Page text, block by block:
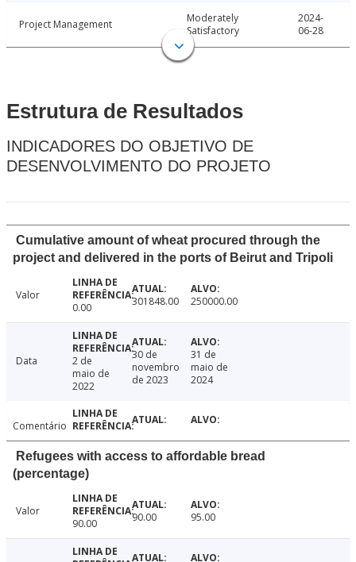
Project Management
Moderately
Satisfactory
2024-
06-28
Estrutura de Resultados
INDICADORES DO OBJETIVO DE
DESENVOLVIMENTO DO PROJETO
Cumulative amount of wheat procured through the
project and delivered in the ports of Beirut and Tripoli
Valor
0.00
301848.00 250000.00
Data
2 de
maio de
2022
30 de
novembro
de 2023
31 de
maio de
2024
Comentário
Refugees with access to affordable bread
(percentage)
Valor
90.00
90.00 95.00